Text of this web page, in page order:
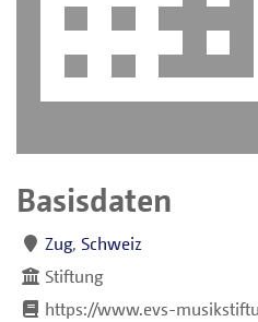
Basisdaten
Zug, Schweiz
Stiftung
https://www.evs-